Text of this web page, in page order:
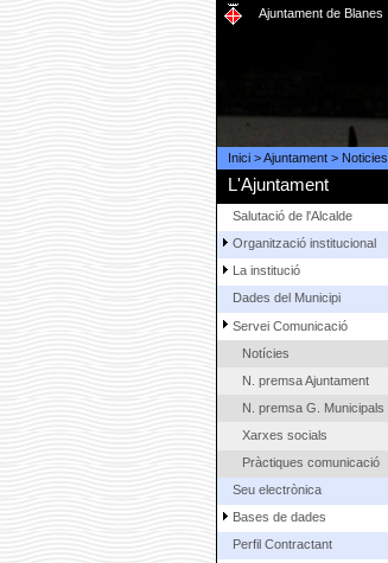
Ajuntament de Blanes
Inici>Ajuntament> Noticies
L'Ajuntament
Salutació de l'Alcalde
Organització institucional
La institució
Dades del Municipi
Servei Comunicació
Notícies
N. premsa Ajuntament
N. premsa G. Municipals
Xarxes socials
Pràctiques comunicació
Seu electrònica
Bases de dades
Perfil Contractant